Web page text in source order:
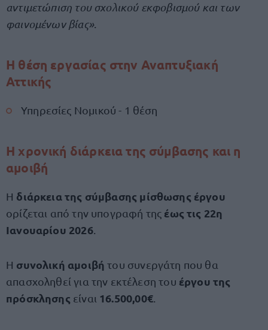
αντιμετώπιση του σχολικού εκφοβισμού και των
φαινομένων βίας».
Η θέση εργασίας στην Αναπτυξιακή
Αττικής
Υπηρεσίες Νομικού - 1 θέση
Η χρονική διάρκεια της σύμβασης και η
αμοιβή
Η διάρκεια της σύμβασης μίσθωσης έργου
ορίζεται από την υπογραφή της έως τις 22η
Ιανουαρίου 2026.
Η συνολική αμοιβή του συνεργάτη που θα
απασχοληθεί για την εκτέλεση του έργου της
πρόσκλησης είναι 16.500,00€.